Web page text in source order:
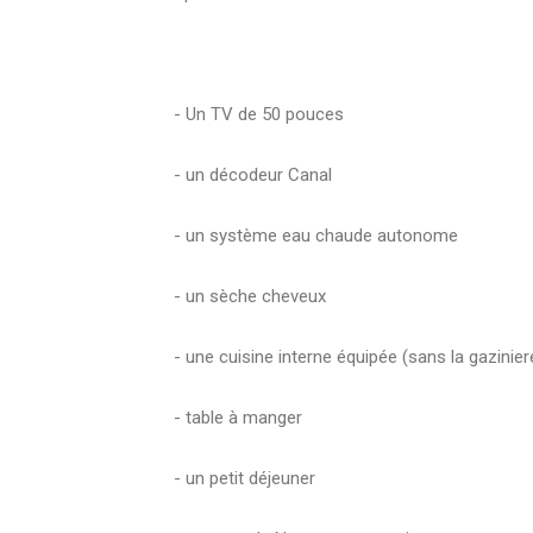
‎- Un TV de 50 pouces
‎- un décodeur Canal
‎- un système eau chaude autonome
‎- un sèche cheveux
‎- une cuisine interne équipée (sans la
- table à manger
‎- un petit déjeuner